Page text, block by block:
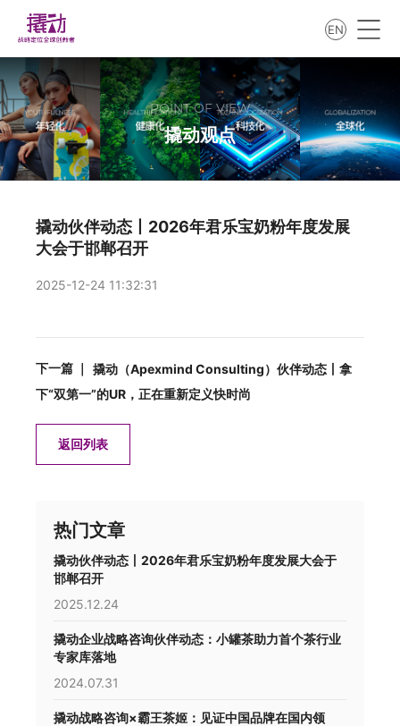
EN
POINT OF VIEW
撬动观点
撬动伙伴动态丨2026年君乐宝奶粉年度发展
大会于邯郸召开
2025-12-24 11:32:31
下一篇 ｜
撬动（Apexmind Consulting）伙伴动态丨拿
下“双第一”的UR，正在重新定义快时尚
返回列表
热门文章
撬动伙伴动态丨2026年君乐宝奶粉年度发展大会于
邯郸召开
2025.12.24
撬动企业战略咨询伙伴动态：小罐茶助力首个茶行业
专家库落地
2024.07.31
撬动战略咨询×霸王茶姬：见证中国品牌在国内领